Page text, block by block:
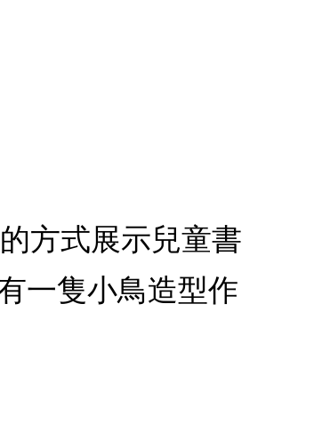
方式展示兒童書
一隻小鳥造型作